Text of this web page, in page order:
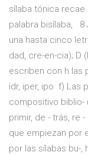
sílaba tónica recae
palabra bisílaba, 8
una hasta cinco
dad, cre-en-cia); D
escriben con h las
idr, iper, ipo f) Las
compositivo biblio-
primir, de - trás, re
que empiezan por
por las sílabas bu-,